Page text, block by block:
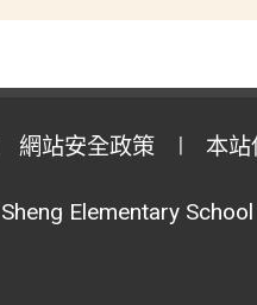
網站安全政策 本站
Elementary School